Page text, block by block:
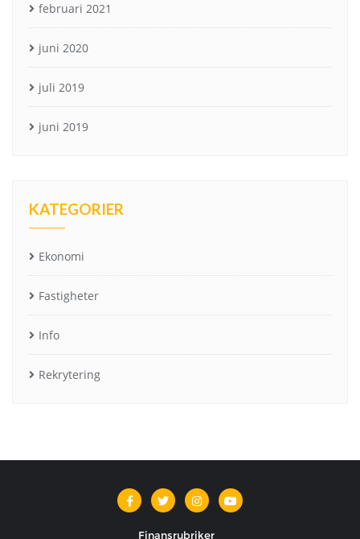
februari 2021
juni 2020
juli 2019
juni 2019
KATEGORIER
Ekonomi
Fastigheter
Info
Rekrytering
Finansrubriker